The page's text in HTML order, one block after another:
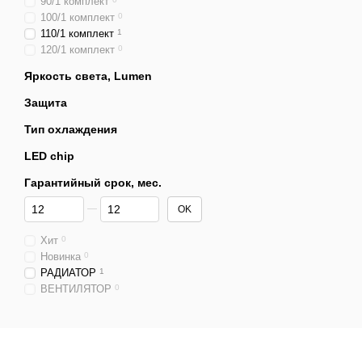
100/1 комплект 0
110/1 комплект 1
120/1 комплект 0
Яркость света, Lumen
Защита
Тип охлаждения
LED chip
Гарантийный срок, мес.
От Гарантийный срок, мес.
До Гарантийный срок, мес. OK
Хит 0
Новинка 0
РАДИАТОР 1
ВЕНТИЛЯТОР 0